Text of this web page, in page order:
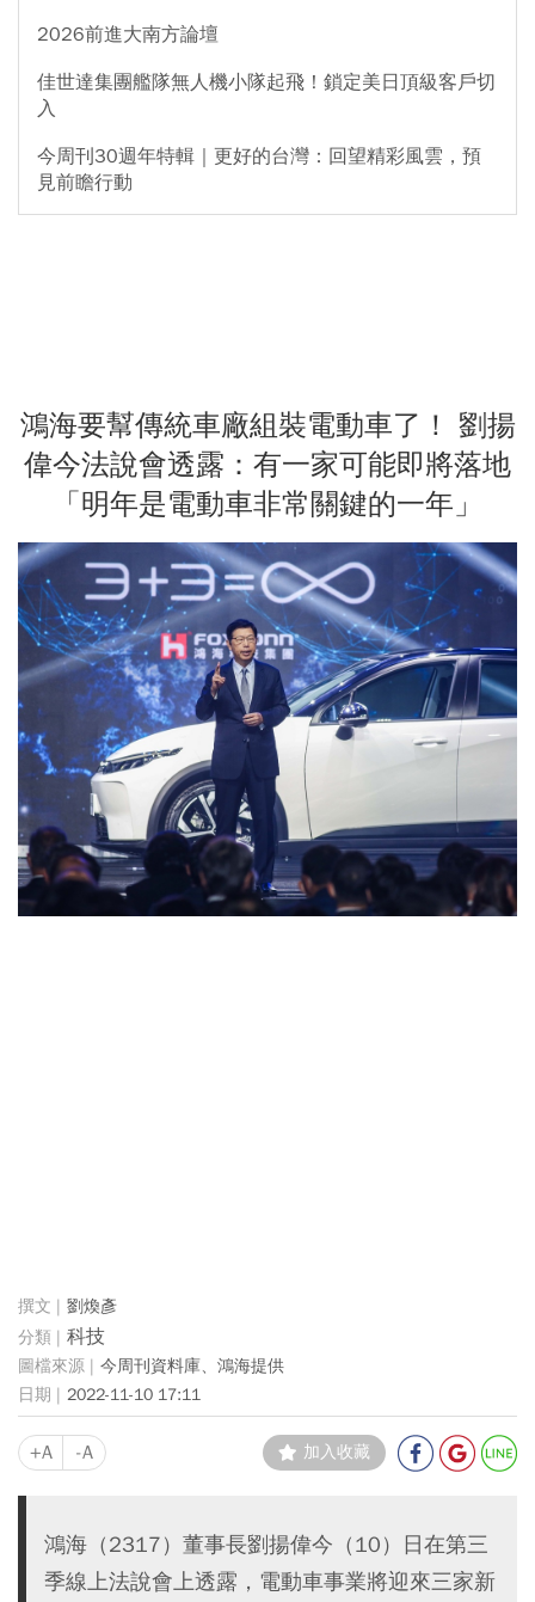
2026前進大南方論壇
佳世達集團艦隊無人機小隊起飛！鎖定美日頂級客戶切
入
今周刊30週年特輯｜更好的台灣：回望精彩風雲，預
見前瞻行動
鴻海要幫傳統車廠組裝電動車了！ 劉揚
偉今法說會透露：有一家可能即將落地
「明年是電動車非常關鍵的一年」
劉煥彥
科技
今周刊資料庫、鴻海提供
2022-11-10 17:11
+A -A 加入收藏
鴻海（2317）董事長劉揚偉今（10）日在第三
季線上法說會上透露，電動車事業將迎來三家新